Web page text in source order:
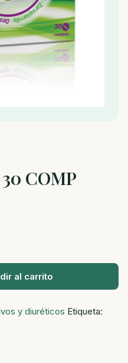
COMP
al carrito
y diuréticos Etiqueta: